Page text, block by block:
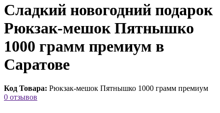
Сладкий новогодний подарок
Рюкзак-мешок Пятнышко
1000 грамм премиум в
Саратове
Код Товара: Рюкзак-мешок Пятнышко 1000 грамм премиум
0 отзывов